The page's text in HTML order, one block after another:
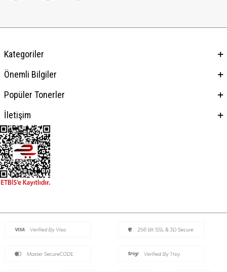
Kategoriler
Önemli Bilgiler
Popüler Tonerler
İletişim